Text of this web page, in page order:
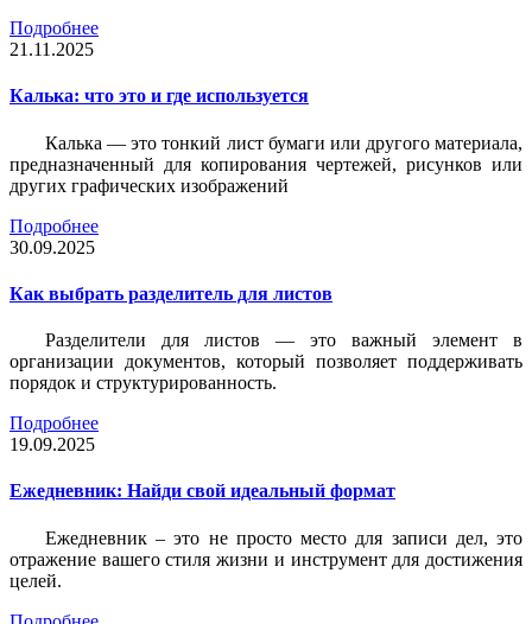
Подробнее
21.11.2025
Калька: что это и где используется
Калька — это тонкий лист бумаги или другого материала,
предназначенный для копирования чертежей, рисунков или
других графических изображений
Подробнее
30.09.2025
Как выбрать разделитель для листов
Разделители для листов — это важный элемент в
организации документов, который позволяет поддерживать
порядок и структурированность.
Подробнее
19.09.2025
Ежедневник: Найди свой идеальный формат
Ежедневник – это не просто место для записи дел, это
отражение вашего стиля жизни и инструмент для достижения
целей.